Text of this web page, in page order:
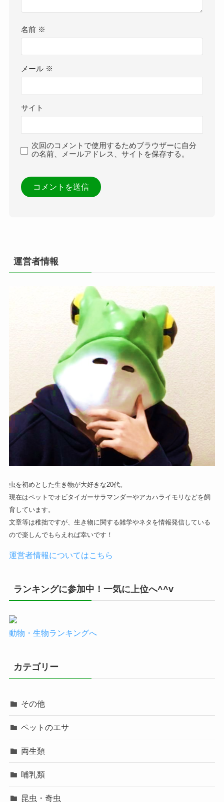
名前 ※
メール ※
サイト
次回のコメントで使用するためブラウザーに自分
の名前、メールアドレス、サイトを保存する。
運営者情報
虫を初めとした生き物が大好きな20代。
現在はペットでオビタイガーサラマンダーやアカハライモリなどを飼
育しています。
文章等は稚拙ですが、生き物に関する雑学やネタを情報発信している
ので楽しんでもらえれば幸いです！
運営者情報についてはこちら
ランキングに参加中！一気に上位へ^^v
動物・生物ランキングへ
カテゴリー
その他
ペットのエサ
両生類
哺乳類
昆虫・奇虫